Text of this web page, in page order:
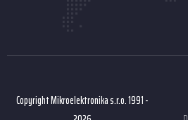
Copyright Mikroelektronika s.r.o. 1991 -